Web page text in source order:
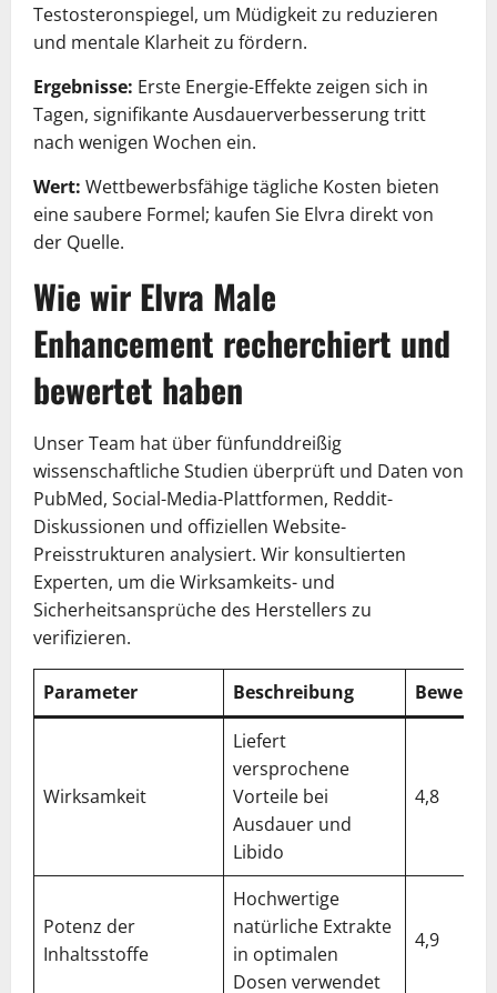
Testosteronspiegel, um Müdigkeit zu reduzieren
und mentale Klarheit zu fördern.
Ergebnisse: Erste Energie-Effekte zeigen sich in
Tagen, signifikante Ausdauerverbesserung tritt
nach wenigen Wochen ein.
Wert: Wettbewerbsfähige tägliche Kosten bieten
eine saubere Formel; kaufen Sie Elvra direkt von
der Quelle.
Wie wir Elvra Male
Enhancement recherchiert und
bewertet haben
Unser Team hat über fünfunddreißig
wissenschaftliche Studien überprüft und Daten von
PubMed, Social-Media-Plattformen, Reddit-
Diskussionen und offiziellen Website-
Preisstrukturen analysiert. Wir konsultierten
Experten, um die Wirksamkeits- und
Sicherheitsansprüche des Herstellers zu
verifizieren.
Parameter Beschreibung
Wirksamkeit
Liefert
versprochene
Vorteile bei
Ausdauer und
Libido
4,8
Potenz der
Inhaltsstoffe
Hochwertige
natürliche Extrakte
in optimalen
Dosen verwendet
4,9